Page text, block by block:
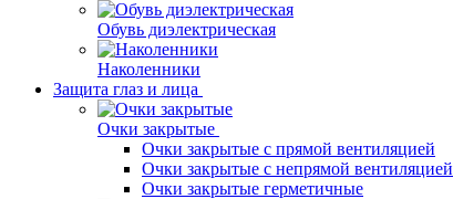
Обувь диэлектрическая
Наколенники
Защита глаз и лица
Очки закрытые
Очки закрытые с прямой вентиляцией
Очки закрытые с непрямой вентиляцией
Очки закрытые герметичные